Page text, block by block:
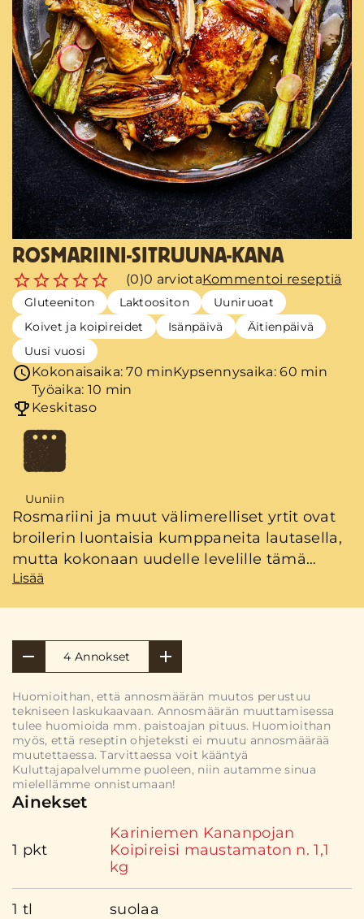
ROSMARIINI-SITRUUNA-KANA
(0)0 arviotaKommentoi reseptiä
Gluteeniton Laktoositon
Uuniruoat
Koivet ja koipireidet
Isänpäivä
Äitienpäivä
Uusi vuosi
Kokonaisaika: 70 minKypsennysaika: 60 min
Työaika: 10 min
Keskitaso
Uuniin
Rosmariini ja muut välimerelliset yrtit ovat
broilerin luontaisia kumppaneita lautasella,
mutta kokonaan uudelle levelille tämä
ruoka nousee pikanttien sardellifileiden
Lisää
4 Annokset
Huomioithan, että annosmäärän muutos perustuu
tekniseen laskukaavaan. Annosmäärän muuttamisessa
tulee huomioida mm. paistoajan pituus. Huomioithan
myös, että reseptin ohjeteksti ei muutu annosmäärää
muutettaessa. Tarvittaessa voit kääntyä
Kuluttajapalvelumme puoleen, niin autamme sinua
mielellämme onnistumaan!
Ainekset
1 pkt
Kariniemen Kananpojan
Koipireisi maustamaton n. 1,1
kg
1 tl suolaa